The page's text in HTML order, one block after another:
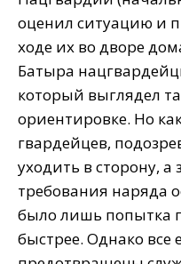
оценил ситуацию и
ходе их во дворе
Батыра
который выглядел
ориентировке. Но
гвардейцев,
уходить в сторону,
требования наряда
было лишь попытка
быстрее. Однако все